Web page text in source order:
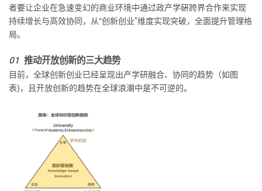
者要让企业在急速变幻的商业环境中通过政产学硏跨界合作来实现
持续增长与高效协同，从“创新创业”维度实现突破，全面提升管理格
局。
01 推动开放创新的三大趋势
目前，全球创新创业已经呈现出产学研融合、协同的趋势（如图
表)，且开放创新的趋势在全球浪潮中是不可逆的。